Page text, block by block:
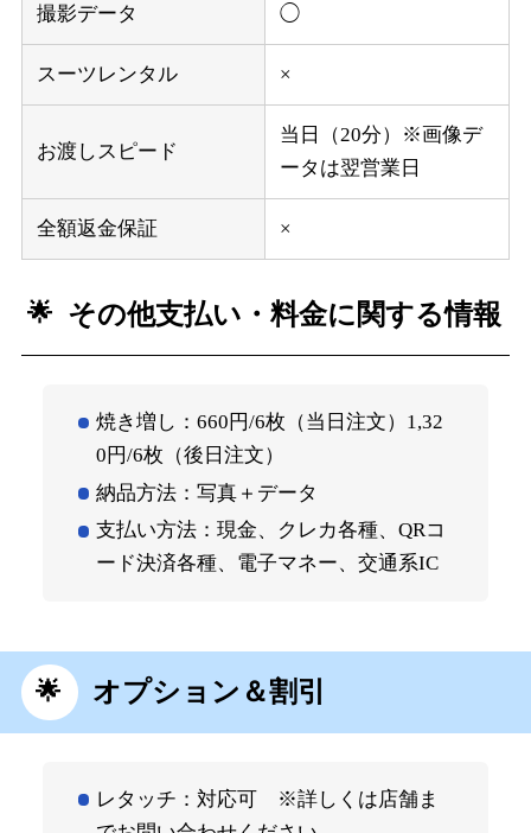
撮影データ ◯
スーツレンタル ×
お渡しスピード
当日（20分）※画像デ
ータは翌営業日
全額返金保証 ×
その他支払い・料金に関する情報
焼き増し：660円/6枚（当日注文）1,32
0円/6枚（後日注文）
納品方法：写真＋データ
支払い方法：現金、クレカ各種、QRコ
ード決済各種、電子マネー、交通系IC
オプション＆割引
レタッチ：対応可 ※詳しくは店舗ま